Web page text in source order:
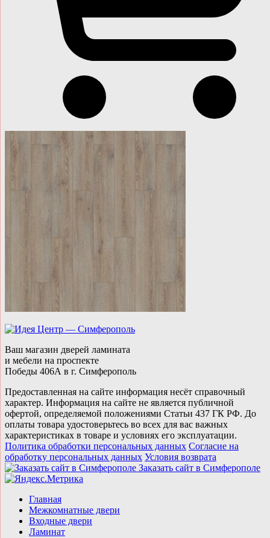
Ваш магазин дверей ламината
и мебели на проспекте
Победы 406А в г. Симферополь
Предоставленная на сайте информация несёт справочный
характер. Информация на сайте не является публичной
офертой, определяемой положениями Статьи 437 ГК РФ. До
оплаты товара удостоверьтесь во всех для вас важных
характеристиках в товаре и условиях его эксплуатации.
Политика обработки персональных данных Согласие на
обработку персональных данных Условия возврата
Заказать сайт в Симферополe
Главная
Межкомнатные двери
Входные двери
Ламинат